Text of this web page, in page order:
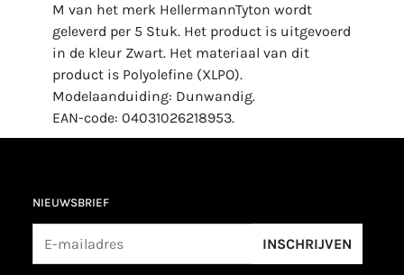
M van het merk HellermannTyton wordt
geleverd per 5 Stuk. Het product is uitgevoerd
in de kleur Zwart. Het materiaal van dit
product is Polyolefine (XLPO).
Modelaanduiding: Dunwandig.
EAN-code: 04031026218953.
NIEUWSBRIEF
INSCHRIJVEN